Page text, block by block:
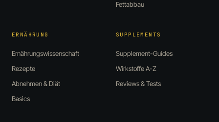
Fettabbau
ERNÄHRUNG
Ernährungswissenschaft
Rezepte
Abnehmen & Diät
Basics
SUPPLEMENTS
Supplement-Guides
Wirkstoffe A-Z
Reviews & Tests